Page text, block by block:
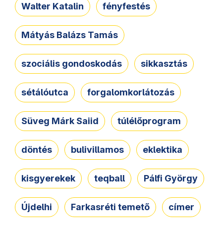
Walter Katalin fényfestés
Mátyás Balázs Tamás
szociális gondoskodás sikkasztás
sétálóutca forgalomkorlátozás
Süveg Márk Saiid túlélőprogram
döntés bulivillamos eklektika
kisgyerekek teqball Pálfi György
Újdelhi Farkasréti temető címer